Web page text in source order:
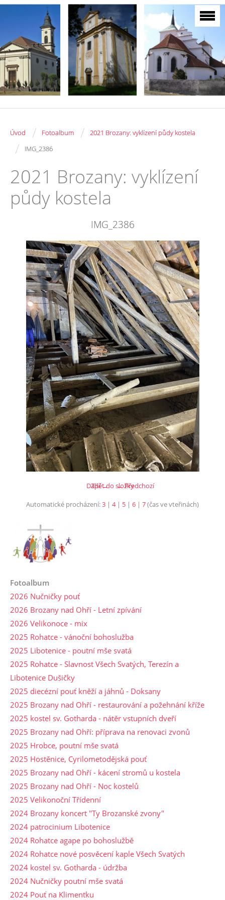
Úvod / Fotoalbum / 2021 Brozany: vyklízení půdy kostela
/ IMG_2386
2021 Brozany: vyklízení
půdy kostela
IMG_2386
← Předchozí
Další →
Zpět do složky
Automatické procházení:3 | 4| 5 | 6 | 7(čas ve vteřinách)
Fotoalbum
2026 Nučničky pouť
2026 Brozany nad Ohří - Letní zpívání
2026 Velikonoce - mix
2025 Rohatce - vánoční bohoslužba
2025 Libotenice - poutní mše svatá
2025 Rohatce - Slavnost Všech Svatých, Terezín a
Libotenice Dušičky
2025 diecézní pouť kněží a jáhnů - Doksany
2025 Brozany nad Ohří - restaurování a požehnání kříže
2025 kostel sv. Gotharda - nátěr vstupních dveří
2025 Brozany nad Ohří: příprava na renovaci zvonů
2025 Hrobce, poutní mše svatá
2025 Hostěnice, Cyrilometodějská pouť
2025 Brozany nad Ohří - kácení stromů u kostela
2025 Brozany nad Ohří - Noc kostelů
2025 Velikonoční Třídenní
2024 Brozany koncert "Ty Brozanské zvony"
2024 patrocinium Libotenice
2024 Rohatce agape po bohoslužbě
2024 Rohatce nové posvěcení kaple Všech Svatých
2024 kostel sv. Gotharda - údržba
2024 Nučničky poutní mše svatá
2024 Pouť na Klimentku